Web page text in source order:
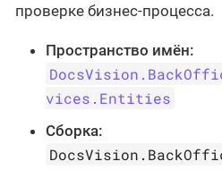
проверке бизнес-процесса.
Пространство имён:
vices.Entities
Сборка: